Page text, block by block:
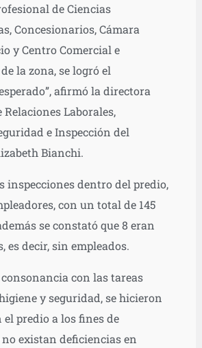
de Ciencias
Concesionarios, Cámara
y Centro Comercial e
la zona, se logró el
afirmó la directora
Relaciones Laborales,
e Inspección del
Bianchi.
inspecciones dentro del predio,
con un total de 145
se constató que 8 eran
decir, sin empleados.
con las tareas
y seguridad, se hicieron
el predio a los fines de
existan deficiencias en